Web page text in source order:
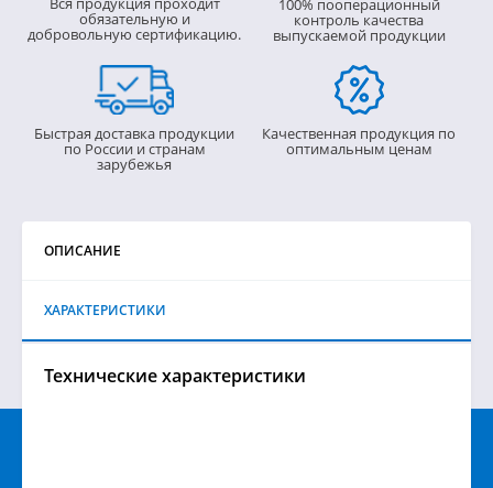
обязательную и
добровольную сертификацию.
100% пооперационный
контроль качества
выпускаемой продукции
Быстрая доставка продукции
по России и странам
зарубежья
Качественная продукция по
оптимальным ценам
ОПИСАНИЕ
ХАРАКТЕРИСТИКИ
Технические характеристики